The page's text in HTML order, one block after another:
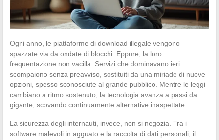
Ogni anno, le piattaforme di download illegale vengono
spazzate via da ondate di blocchi. Eppure, la loro
frequentazione non vacilla. Servizi che dominavano ieri
scompaiono senza preavviso, sostituiti da una miriade di nuove
opzioni, spesso sconosciute al grande pubblico. Mentre le leggi
cambiano a ritmo sostenuto, la tecnologia avanza a passi da
gigante, scovando continuamente alternative inaspettate.
La sicurezza degli internauti, invece, non si negozia. Tra i
software malevoli in agguato e la raccolta di dati personali, il